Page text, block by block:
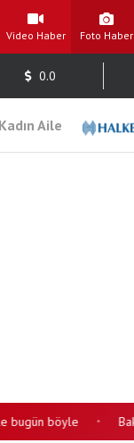
Video Haber Foto Haber
0.0
Kadın Aile
böyle • Bakan